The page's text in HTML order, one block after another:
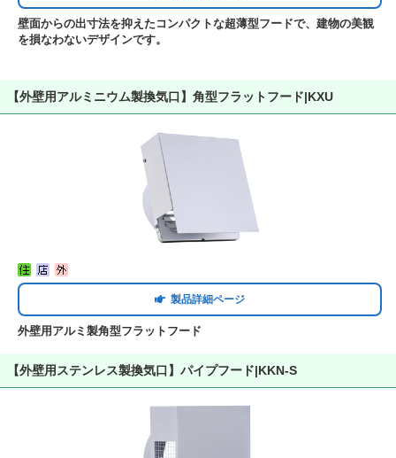
壁面からの出寸法を抑えたコンパクトな超薄型フードで、建物の美観
を損なわないデザインです。
【外壁用アルミニウム製換気口】角型フラットフード|KXU
製品詳細ページ
外壁用アルミ製角型フラットフード
【外壁用ステンレス製換気口】パイプフード|KKN-S